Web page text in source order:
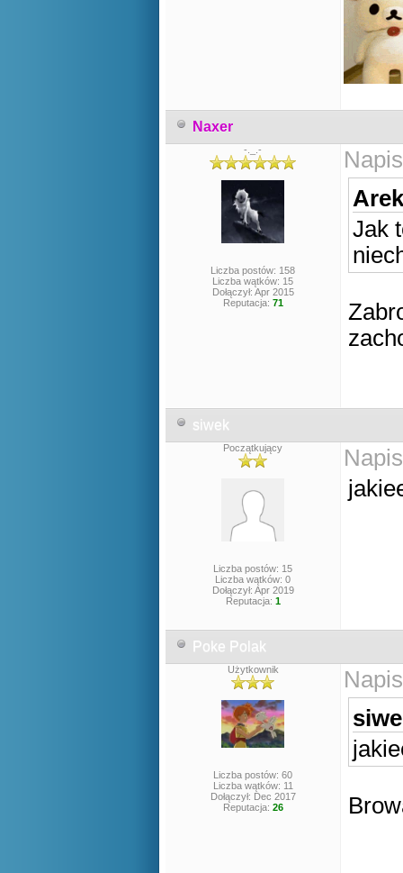
Naxer
-._.-
Liczba postów: 158
Liczba wątków: 15
Dołączył: Apr 2015
Reputacja: 71
Jak
siwek
Początkujący
Liczba postów: 15
Liczba wątków: 0
Dołączył: Apr 2019
Reputacja: 1
Poke Polak
Użytkownik
Liczba postów: 60
Liczba wątków: 11
Dołączył: Dec 2017
Reputacja: 26